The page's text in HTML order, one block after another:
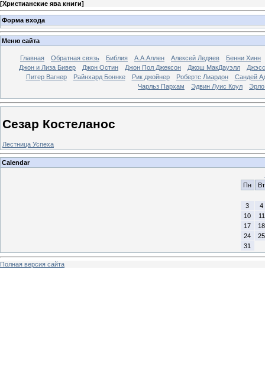
[Христианские ява книги]
Форма входа
Меню сайта
Главная Обратная связь Библия А.А.Аллен Алексей Ледяев
Бенни Хинн
Джон и Лиза Бивер
Джон Остин Джон Пол Джексон Джош МакДауэлл
Питер Вагнер
Райнхард Боннке Рик джойнер Робертс Лиардон
Сандей
Чарльз Пархам
Эдвин Луис Коул
Сезар Костеланос
Лестница Успеха
Calendar
Пн
Вт
3
4
10
11
17
18
24
25
31
Полная версия сайта